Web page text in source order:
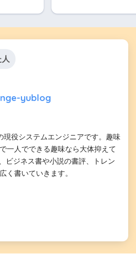
yublog
現役システムエンジニアです。趣味
一人でできる趣味なら大体抑えて
ビジネス書や小説の書評、トレン
く書いていきます。